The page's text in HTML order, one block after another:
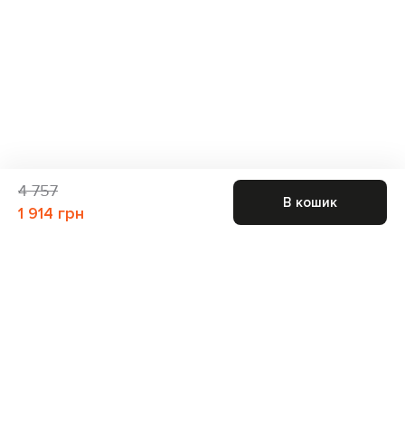
4 757
1 914 грн
В кошик